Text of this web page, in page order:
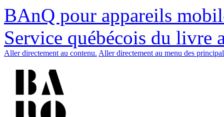
BAnQ pour appareils
Service québécois du livre
Aller directement au contenu. Aller directement au menu des